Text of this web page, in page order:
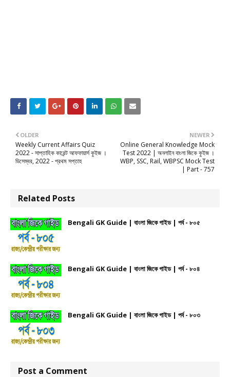
NEWER
Online General Knowledge Mock
Test 2022 | অনলাইন বাংলা জিকে কুইজ ।
WBP, SSC, Rail, WBPSC Mock Test
| Part - 757
OLDER
Weekly Current Affairs Quiz
2022 - সাপ্তাহিক কারেন্ট আফফায়ার্স কুইজ ।
ডিসেম্বর, 2022 - প্রথম সপ্তাহ
Related Posts
Bengali GK Guide | বাংলা জিকে গাইড | পর্ব - ৮০৫
Bengali GK Guide | বাংলা জিকে গাইড | পর্ব - ৮০৪
Bengali GK Guide | বাংলা জিকে গাইড | পর্ব - ৮০৩
Post a Comment